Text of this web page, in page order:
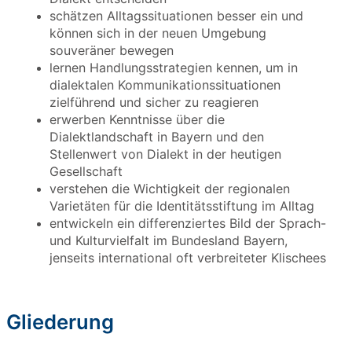
schätzen Alltagssituationen besser ein und
können sich in der neuen Umgebung
souveräner bewegen
lernen Handlungsstrategien kennen, um in
dialektalen Kommunikationssituationen
zielführend und sicher zu reagieren
erwerben Kenntnisse über die
Dialektlandschaft in Bayern und den
Stellenwert von Dialekt in der heutigen
Gesellschaft
verstehen die Wichtigkeit der regionalen
Varietäten für die Identitätsstiftung im Alltag
entwickeln ein differenziertes Bild der Sprach-
und Kulturvielfalt im Bundesland Bayern,
jenseits international oft verbreiteter Klischees
Gliederung